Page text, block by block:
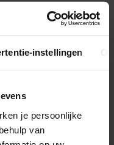
instellingen
je persoonlijke
van
NIET